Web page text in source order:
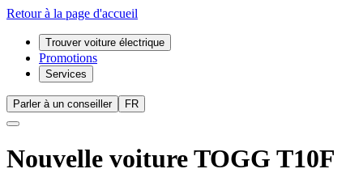
Retour à la page d'accueil
Trouver voiture électrique
Promotions
Services
Parler à un conseiller FR
Nouvelle voitureTOGG T10F